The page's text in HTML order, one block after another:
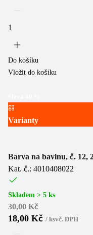
Do košíku
Vložit do košíku
Varianty
Barva na bavlnu, č. 12,
Kat. č.: 4010408022
Skladem > 5 ks
30,00 Kč
18,00 Kč / ksvč. DPH